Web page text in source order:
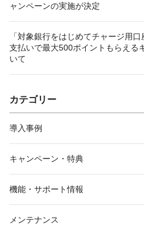
ャンペーンの実施が決定
「対象銀行をはじめてチャージ用
支払いで最大500ポイントもらえる
いて
カテゴリー
導入事例
キャンペーン・特典
機能・サポート情報
メンテナンス